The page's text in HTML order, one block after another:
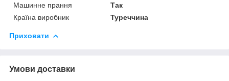
Машинне прання
Так
Країна виробник
Туреччина
Приховати
Умови доставки